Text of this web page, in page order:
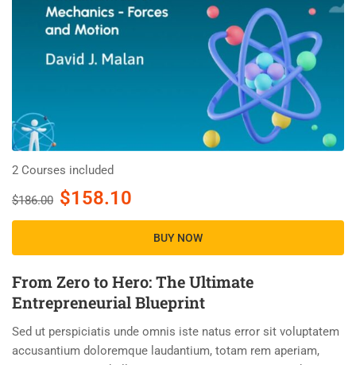
2 Courses included
$186.00 $158.10
BUY NOW
From Zero to Hero: The Ultimate
Entrepreneurial Blueprint
Sed ut perspiciatis unde omnis iste natus error sit voluptatem
accusantium doloremque laudantium, totam rem aperiam,